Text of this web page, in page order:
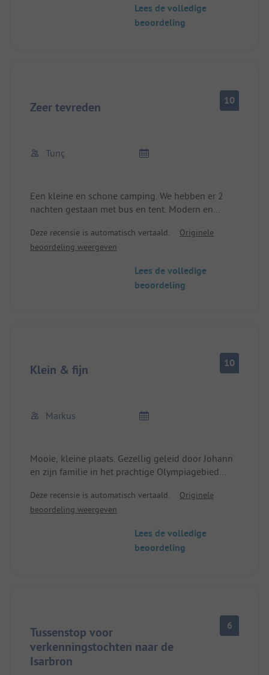
Lees de volledige
beoordeling
Zeer tevreden 10
Tunç
Een kleine en schone camping. We hebben er 2
nachten gestaan met bus en tent. Modern en
uitgangspunt voor fietstochten in de Karwendel.
Ook ideaal om te wandelen en te klimmen.
Deze recensie is automatisch vertaald.
Originele
beoordeling weergeven
Lees de volledige
beoordeling
Klein & fijn 10
Markus
Mooie, kleine plaats. Gezellig geleid door Johann
en zijn familie in het prachtige Olympiagebied
doorreis, aan te bevelen.
Deze recensie is automatisch vertaald.
Originele
beoordeling weergeven
Lees de volledige
beoordeling
Tussenstop voor
verkenningstochten naar de
Isarbron
6